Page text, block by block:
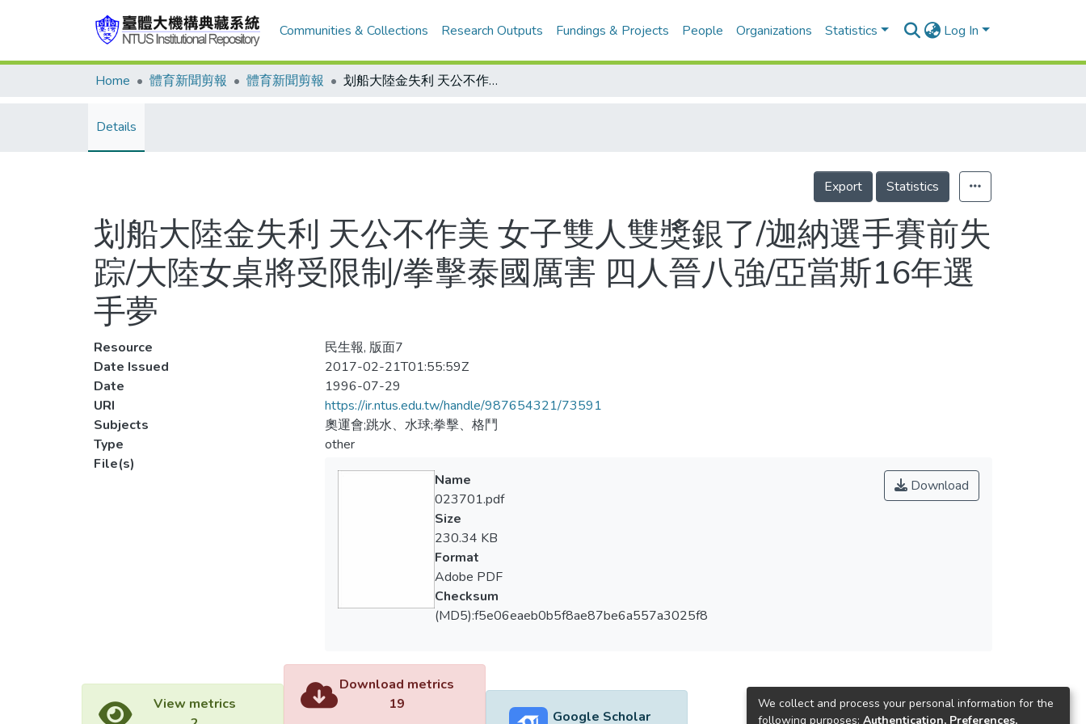
Communities & Collections Research Outputs Fundings & Projects People Organizations Statistics Log In
Home 體育新聞剪報 體育新聞剪報 划船大陸金失利 天公不作美 女子雙人雙獎銀了/迦納選手賽前失踪/大陸女桌將受限制/拳擊泰國厲害 四人晉八強/亞當斯16年選手夢
Details
Export Statistics
划船大陸金失利 天公不作美 女子雙人雙獎銀了/迦納選手賽前失
踪/大陸女桌將受限制/拳擊泰國厲害 四人晉八強/亞當斯16年選
手夢
Resource
民生報, 版面7
Date Issued
2017-02-21T01:55:59Z
Date
1996-07-29
URI
https://ir.ntus.edu.tw/handle/987654321/73591
Subjects
奧運會;跳水、水球;拳擊、格鬥
Type
other
File(s)
Download
Name
023701.pdf
Size
230.34 KB
Format
Adobe PDF
Checksum
(MD5):f5e06eaeb0b5f8ae87be6a557a3025f8
View metrics
Download metrics
19
Google Scholar
We collect and process your personal information for the
following purposes: Authentication, Preferences,